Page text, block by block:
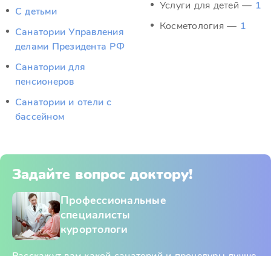
С детьми
Санатории Управления
делами Президента РФ
Санатории для
пенсионеров
Санатории и отели с
бассейном
Услуги для детей — 1
Косметология — 1
Задайте вопрос доктору!
Профессиональные
специалисты
курортологи